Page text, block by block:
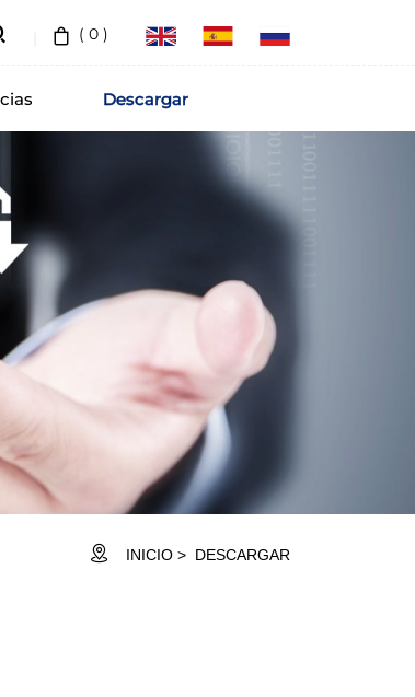
( 0 )
Descargar
INICIO DESCARGAR